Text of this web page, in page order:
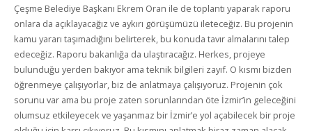
Çeşme Belediye Başkanı Ekrem Oran ile de toplantı yaparak raporu
onlara da açıklayacağız ve aykırı görüşümüzü ileteceğiz. Bu projenin
kamu yararı taşımadığını belirterek, bu konuda tavır almalarını talep
edeceğiz. Raporu bakanlığa da ulaştıracağız. Herkes, projeye
bulunduğu yerden bakıyor ama teknik bilgileri zayıf. O kısmı bizden
öğrenmeye çalışıyorlar, biz de anlatmaya çalışıyoruz. Projenin çok
sorunu var ama bu proje zaten sorunlarından öte İzmir’in geleceğini
olumsuz etkileyecek ve yaşanmaz bir İzmir’e yol açabilecek bir proje